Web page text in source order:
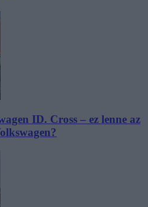
ID. Cross – ez lenne az